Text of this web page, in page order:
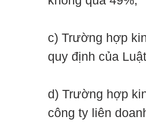
c) Trường hợp
quy định của
d) Trường hợp
công ty liên